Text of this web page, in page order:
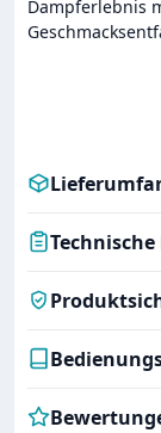
Dampferlebnis